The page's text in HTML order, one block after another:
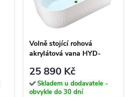
Volně stojící rohová
akrylátová vana HYD-
bílá, odtokový komplet
zlatý
25 890 Kč
Skladem u dodavatele -
obvykle do 30 dní